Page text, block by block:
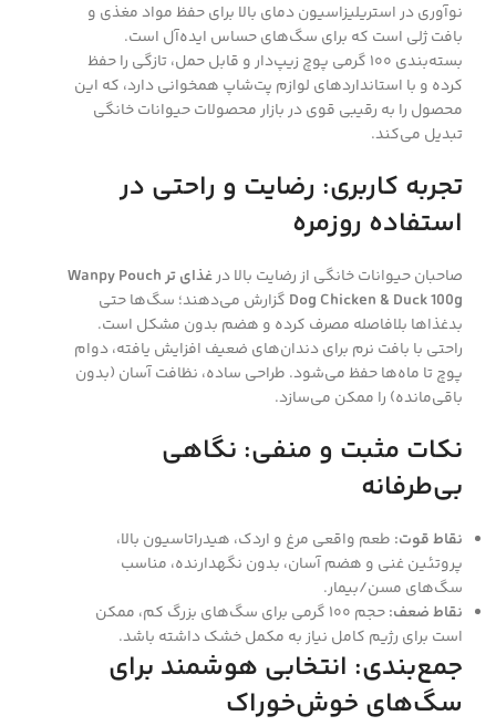
نوآوری در استریلیزاسیون دمای بالا برای حفظ مواد مغذی و
بافت ژلی است که برای سگ‌های حساس ایده‌آل است.
بسته‌بندی ۱۰۰ گرمی پوچ زیپ‌دار و قابل حمل، تازگی را حفظ
کرده و با استانداردهای لوازم پت‌شاپ همخوانی دارد، که این
محصول را به رقیبی قوی در بازار محصولات حیوانات خانگی
تبدیل می‌کند.
تجربه کاربری: رضایت و راحتی در
استفاده روزمره
صاحبان حیوانات خانگی از رضایت بالا در
غذای تر Wanpy Pouch
Dog Chicken & Duck 100g گزارش می‌دهند؛ سگ‌ها حتی
بدغذاها بلافاصله مصرف کرده و هضم بدون مشکل است.
راحتی با بافت نرم برای دندان‌های ضعیف افزایش یافته، دوام
پوچ تا ماه‌ها حفظ می‌شود. طراحی ساده، نظافت آسان (بدون
باقی‌مانده) را ممکن می‌سازد.
نکات مثبت و منفی: نگاهی
بی‌طرفانه
نقاط قوت: طعم واقعی مرغ و اردک، هیدراتاسیون بالا،
پروتئین غنی و هضم آسان، بدون نگهدارنده، مناسب
سگ‌های مسن/بیمار.
نقاط ضعف:
حجم ۱۰۰ گرمی برای سگ‌های بزرگ کم، ممکن
است برای رژیم کامل نیاز به مکمل خشک داشته باشد.
جمع‌بندی: انتخابی هوشمند برای
سگ‌های خوش‌خوراک